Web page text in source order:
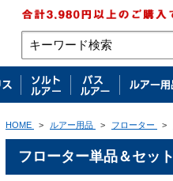
HOME > ルアー用品 > フローター >
フローター単品＆セット